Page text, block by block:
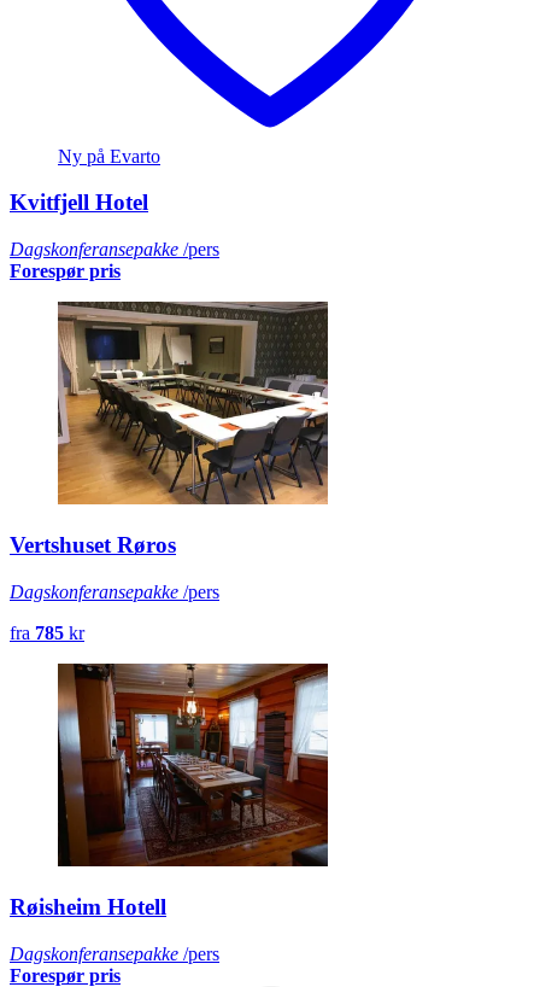
Ny på Evarto
Kvitfjell Hotel
Dagskonferansepakke /pers
Forespør pris
Vertshuset Røros
Dagskonferansepakke /pers
fra 785 kr
Røisheim Hotell
Dagskonferansepakke /pers
Forespør pris